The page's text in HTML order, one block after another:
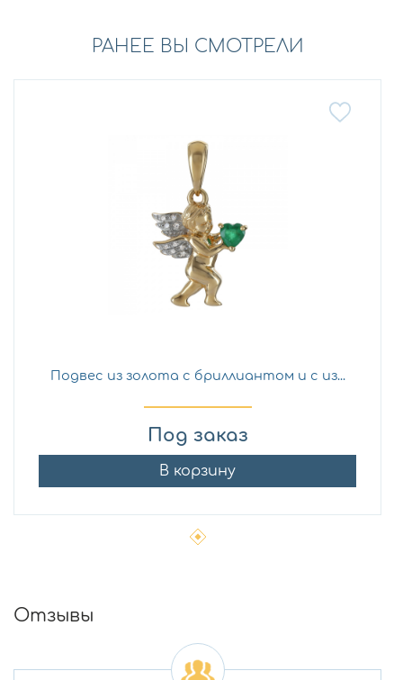
РАНЕЕ ВЫ СМОТРЕЛИ
Подвес из золота с бриллиантом и с из...
Под заказ
В корзину
Отзывы